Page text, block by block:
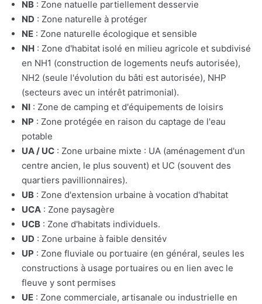
NB : Zone natuelle partiellement desservie
ND : Zone naturelle à protéger
NE : Zone naturelle écologique et sensible
NH : Zone d'habitat isolé en milieu agricole et subdivisé
en NH1 (construction de logements neufs autorisée),
NH2 (seule l'évolution du bâti est autorisée), NHP
(secteurs avec un intérêt patrimonial).
NI : Zone de camping et d'équipements de loisirs
NP : Zone protégée en raison du captage de l'eau
potable
UA / UC : Zone urbaine mixte : UA (aménagement d'un
centre ancien, le plus souvent) et UC (souvent des
quartiers pavillionnaires).
UB : Zone d'extension urbaine à vocation d'habitat
UCA : Zone paysagère
UCB : Zone d'habitats individuels.
UD : Zone urbaine à faible densitév
UP : Zone fluviale ou portuaire (en général, seules les
constructions à usage portuaires ou en lien avec le
fleuve y sont permises
UE : Zone commerciale, artisanale ou industrielle en